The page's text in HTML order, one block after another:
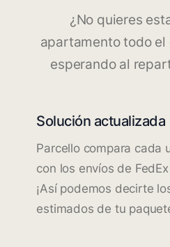
¿No quieres
apartamento todo
esperando al
Solución actualizada
Parcello compara cada
con los envíos de
¡Así podemos decirte
estimados de tu